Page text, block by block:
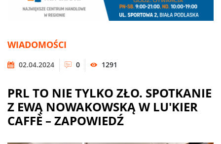
WIADOMOŚCI
02.04.2024 0 1291
PRL TO NIE TYLKO ZŁO. SPOTKANIE
Z EWĄ NOWAKOWSKĄ W LU'KIER
CAFFÈ – ZAPOWIEDŹ